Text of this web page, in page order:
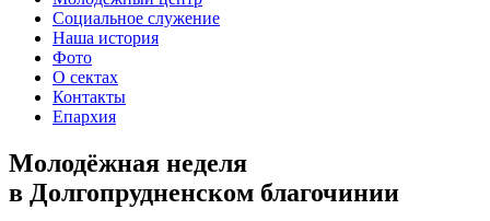
Социальное служение
Наша история
Фото
О сектах
Контакты
Епархия
Молодёжная неделя
в Долгопрудненском благочинии